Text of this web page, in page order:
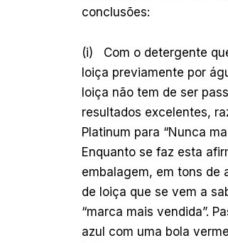
conclusões:
(i) Com o detergente
loiça previamente por
loiça não tem de ser
resultados excelentes,
Platinum para “Nunca
Enquanto se faz esta
embalagem, em tons de
de loiça que se vem a
“marca mais vendida”.
azul com uma bola